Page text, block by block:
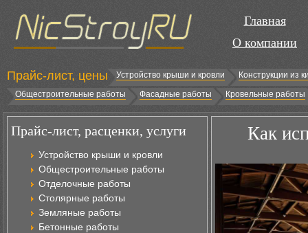
Главная
О компании
Прайс-лист, цены Устройство крыши и кровли
Конструкции из
Общестроительные работы
Фасадные работы Кровельные работы
Прайс-лист, расценки, услуги
Устройство крыши и кровли
Общестроительные работы
Отделочные работы
Столярные работы
Земляные работы
Бетонные работы
Как